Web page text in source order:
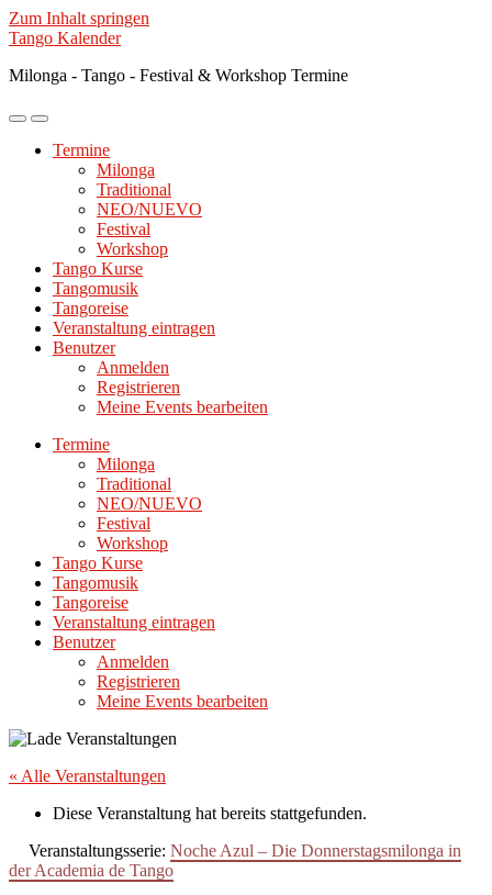
Zum Inhalt springen
Tango Kalender
Milonga - Tango - Festival & Workshop Termine
Mobile-
ein-/ausblenden
Suchfeld
ein-/ausblenden
Termine
Milonga
Traditional
NEO/NUEVO
Festival
Workshop
Tango Kurse
Tangomusik
Tangoreise
Veranstaltung eintragen
Benutzer
Anmelden
Registrieren
Meine Events bearbeiten
Termine
Milonga
Traditional
NEO/NUEVO
Festival
Workshop
Tango Kurse
Tangomusik
Tangoreise
Veranstaltung eintragen
Benutzer
Anmelden
Registrieren
Meine Events bearbeiten
« Alle Veranstaltungen
Diese Veranstaltung hat bereits stattgefunden.
Veranstaltungsserie: Noche Azul – Die Donnerstagsmilonga in
der Academia de Tango